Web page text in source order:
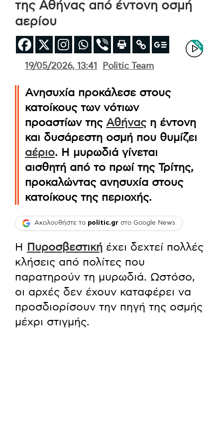
της Αθήνας από έντονη οσμή
αερίου
19/05/2026, 13:41 Politic Team
Ανησυχία προκάλεσε στους
κατοίκους των νότιων
προαστίων της Αθήναςη έντονη
και δυσάρεστη οσμή που θυμίζει
αέριο. Η μυρωδιά γίνεται
αισθητή από το πρωί της Τρίτης,
προκαλώντας ανησυχία στους
κατοίκους της περιοχής.
Ακολουθήστε το politic.gr στο Google News
Η Πυροσβεστική έχει δεχτεί πολλές
κλήσεις από πολίτες που
παρατηρούν τη μυρωδιά. Ωστόσο,
οι αρχές δεν έχουν καταφέρει να
προσδιορίσουν την πηγή της οσμής
μέχρι στιγμής.